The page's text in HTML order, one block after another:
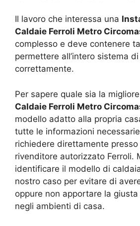
Il lavoro che interessa una
Caldaie Ferroli Metro
complesso e deve contenere
permettere all’intero sistema
correttamente.
Per sapere quale sia la migliore
Caldaie Ferroli Metro
modello adatto alla propria
tutte le informazioni
richiedere direttamente presso
rivenditore autorizzato Ferroli.
identificare il modello di
nostro caso per evitare di
oppure non apportare la
negli ambienti di casa.